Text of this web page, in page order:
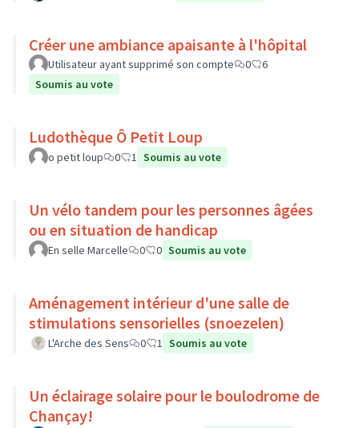
Créer une ambiance apaisante à l'hôpital
Utilisateur ayant supprimé son compte 0
6
Soumis au vote
Ludothèque Ô Petit Loup
o petit loup 0 1 Soumis au vote
Un vélo tandem pour les personnes âgées
ou en situation de handicap
En selle Marcelle 0 0 Soumis au vote
Aménagement intérieur d'une salle de
stimulations sensorielles (snoezelen)
L'Arche des Sens 0 1 Soumis au vote
Un éclairage solaire pour le boulodrome de
Chançay!